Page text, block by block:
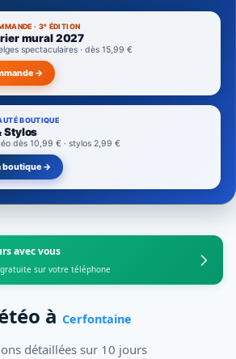
· 3ᵉ ÉDITION
mural 2027
spectaculaires · dès 15,99 €
→
BOUTIQUE
Stylos
dès 10,99 € · stylos 2,99 €
boutique →
avec vous
sur votre téléphone
à Cerfontaine
détaillées sur 10 jours